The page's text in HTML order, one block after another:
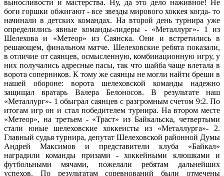
выносливости и мастерства. Ну, да это дело наживное! Не
боги горшки обжигают - все звезды мирового хоккея когда- то
начинали в детских командах. На второй день турнира уже
определились явные команды-лидеры - «Металлург»- 1 из
Шелехова и «Метеор» из Саянска. Они и встретились в
решающем, финальном матче. Шелеховские ребята показали,
в отличие от саянцев, осмысленную, комбинационную игру, у
них получались адресные пасы, так что шайба чаще влетала в
ворота соперников. К тому же саянцы не могли найти бреши в
нашей обороне: ворота шелеховской команды надежно
защищал вратарь Валера Белоносов. В результате наш
«Металлург»- 1 обыграл саянцев с разгромным счетом 9:2. По
итогам игр он и стал победителем турнира. На втором месте
«Метеор», на третьем - «Траст» из Байкальска, четвертыми
стали юные шелеховские хоккеисты из «Металлурга»- 2.
Главный судья турнира, депутат Шелеховской районной Думы
Андрей Максимов и представители клуба «Байкал»
наградили команды призами - хоккейными клюшками и
футбольными мячами, пожелали ребятам дальнейших
успехов. По результатам соревнований были отмечены